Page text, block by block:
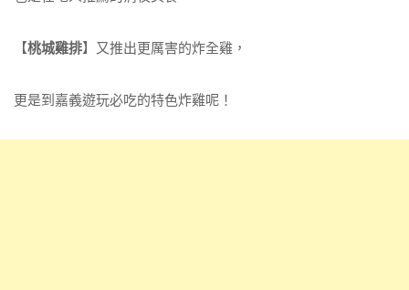
【桃城雞排】又推出更厲害的炸全雞，
更是到嘉義遊玩必吃的特色炸雞呢！